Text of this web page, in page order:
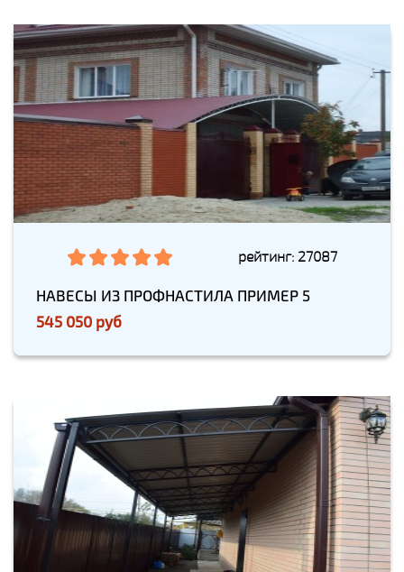
рейтинг: 27087
НАВЕСЫ ИЗ ПРОФНАСТИЛА ПРИМЕР 5
545 050 руб